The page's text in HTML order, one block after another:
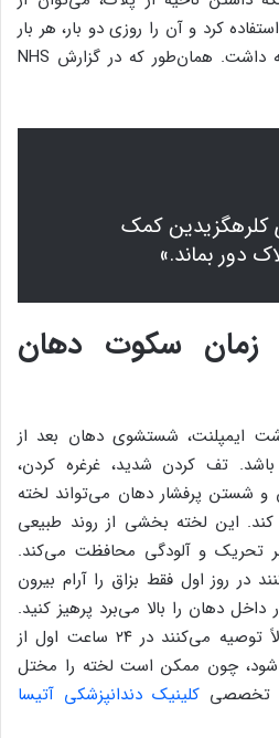
کرد و آن را روزی دو بار، هر بار
حدود یک دقیقه در دهان نگه داشت. همان‌طور که در گزارش NHS
کلرهگزیدین کمک
دور بماند.»
زمان سکوت دهان
کاشت ایمپلنت، شستشوی دهان بعد از
باشد. تف کردن شدید، غرغره کردن،
شستن پرفشار دهان می‌تواند لخته
این لخته بخشی از روند طبیعی
تحریک و آلودگی محافظت می‌کند.
در روز اول فقط بزاق را آرام بیرون
دهان را بالا می‌برد پرهیز کنید.
منابع جراحی دهان نیز معمولاً توصیه می‌کنند در ۲۴ ساعت اول از
چون ممکن است لخته را مختل
تخصصی کلینیک دندانپزشکی آتیسا